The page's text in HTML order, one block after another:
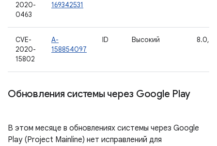
2020-
0463
169342531
CVE-
2020-
15802
A-
158854097
ID Высокий 8.0,
Обновления системы через Google Play
В этом месяце в обновлениях системы через Google
Play (Project Mainline) нет исправлений для